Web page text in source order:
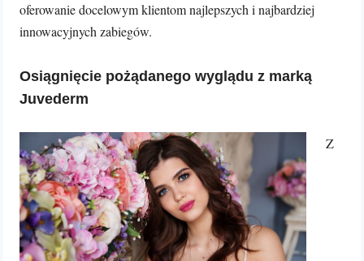
oferowanie docelowym klientom najlepszych i najbardziej
innowacyjnych zabiegów.
Osiągnięcie pożądanego wyglądu z marką
Juvederm
Z